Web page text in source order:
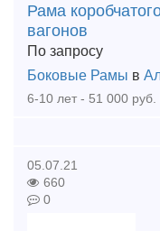
Рама
вагонов
По запросу
Боковые Рамы в
05.07.21
660
0